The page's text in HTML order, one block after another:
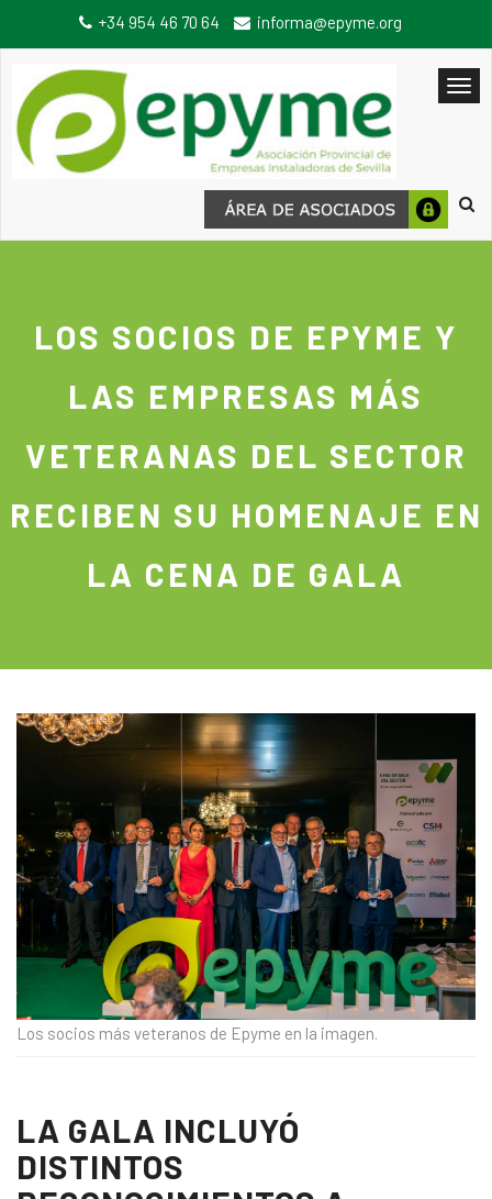
+34 954 46 70 64 informa@epyme.org
LOS SOCIOS DE EPYME Y
LAS EMPRESAS MÁS
VETERANAS DEL SECTOR
RECIBEN SU HOMENAJE EN
LA CENA DE GALA
Los socios más veteranos de Epyme en la imagen.
LA GALA INCLUYÓ
DISTINTOS